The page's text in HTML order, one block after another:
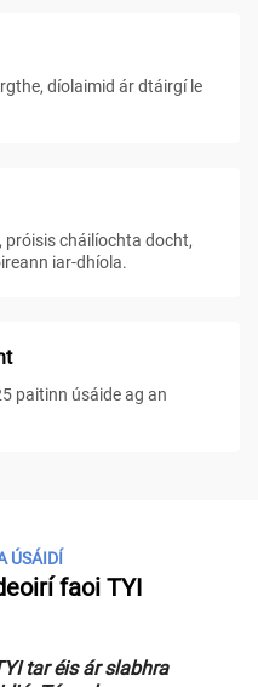
díolaimid ár dtáirgí le
cháilíochta docht,
iar-dhíola.
paitinn úsáide ag an
ÚSÁIDÍ
faoi TYI
tar éis ár slabhra